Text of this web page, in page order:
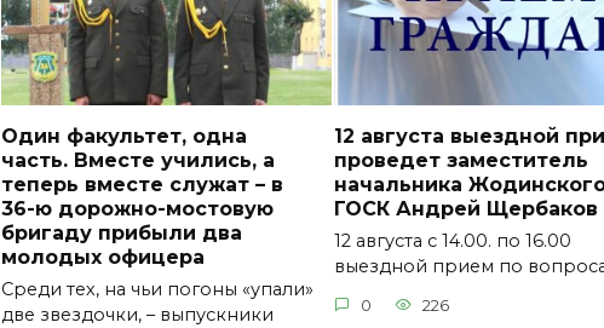
Один факультет, одна
часть. Вместе учились, а
теперь вместе служат – в
36-ю дорожно-мостовую
бригаду прибыли два
молодых офицера
Среди тех, на чьи погоны «упали»
две звездочки, – выпускники
12 августа выездной
проведет заместитель
начальника
ГОСК Андрей Щербаков
12 августа с 14.00. по 16.00
выездной прием по
0 226